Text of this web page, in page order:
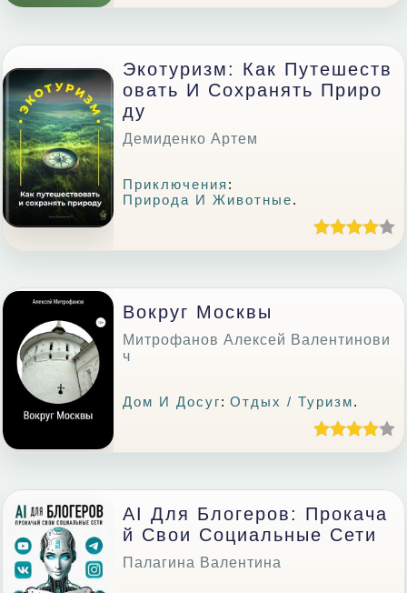
Экотуризм: Как Путешеств
Овать И Сохранять Приро
Ду
Демиденко Артем
Приключения :
Природа И Животные.
Вокруг Москвы
Митрофанов Алексей Валентинови
ч
Дом И Досуг:Отдых / Туризм.
AI Для Блогеров: Прокача
Й Свои Социальные Сети
Палагина Валентина